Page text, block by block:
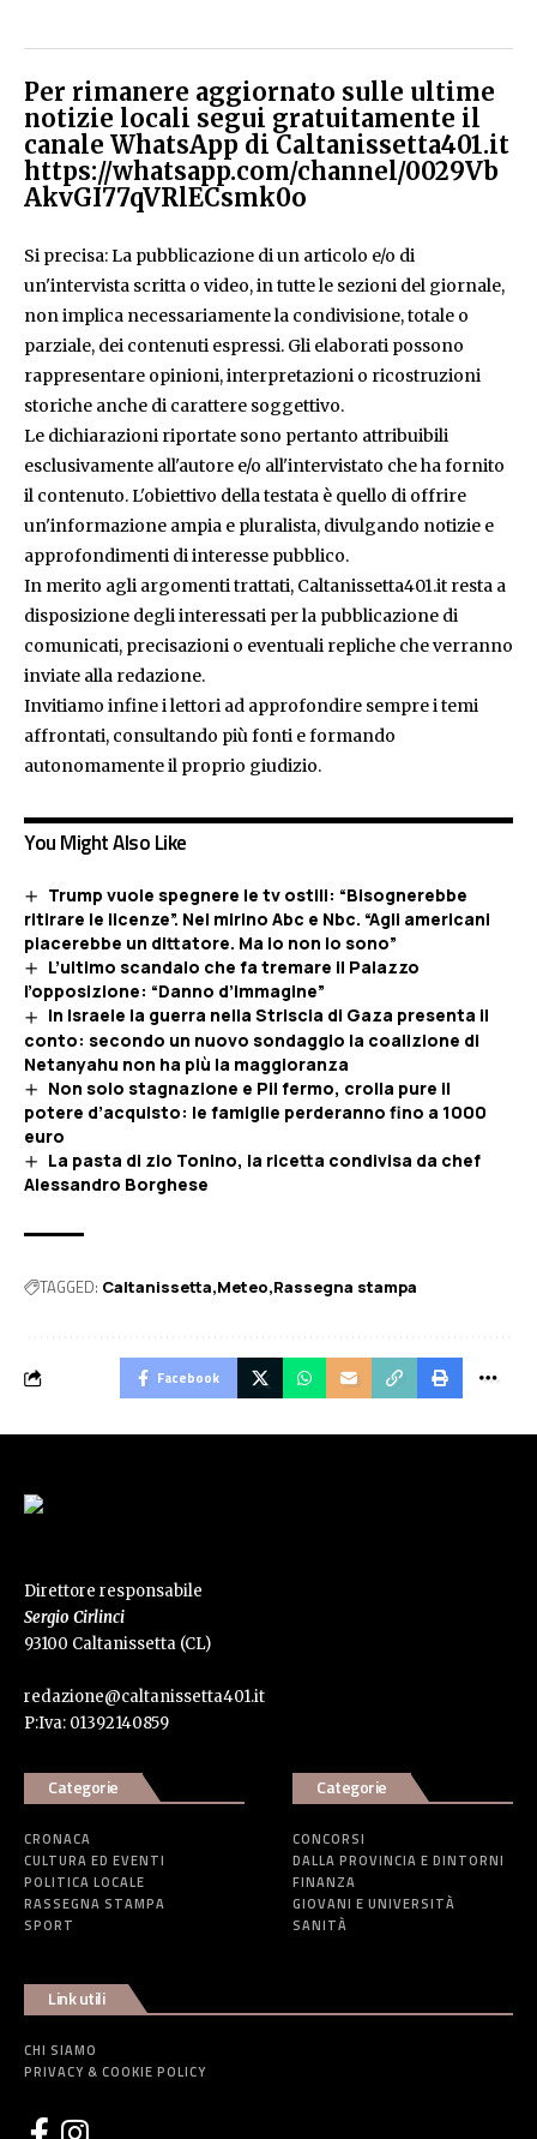
Per rimanere aggiornato sulle ultime
notizie locali segui gratuitamente il
canale WhatsApp di Caltanissetta401.it
https://whatsapp.com/channel/0029Vb
AkvGI77qVRlECsmk0o
Si precisa: La pubblicazione di un articolo e/o di
un'intervista scritta o video, in tutte le sezioni del giornale,
non implica necessariamente la condivisione, totale o
parziale, dei contenuti espressi. Gli elaborati possono
rappresentare opinioni, interpretazioni o ricostruzioni
storiche anche di carattere soggettivo.
Le dichiarazioni riportate sono pertanto attribuibili
esclusivamente all'autore e/o all'intervistato che ha fornito
il contenuto. L'obiettivo della testata è quello di offrire
un'informazione ampia e pluralista, divulgando notizie e
approfondimenti di interesse pubblico.
In merito agli argomenti trattati, Caltanissetta401.it resta a
disposizione degli interessati per la pubblicazione di
comunicati, precisazioni o eventuali repliche che verranno
inviate alla redazione.
Invitiamo infine i lettori ad approfondire sempre i temi
affrontati, consultando più fonti e formando
autonomamente il proprio giudizio.
You Might Also Like
Trump vuole spegnere le tv ostili: “Bisognerebbe
ritirare le licenze”. Nel mirino Abc e Nbc. “Agli americani
piacerebbe un dittatore. Ma io non lo sono”
L’ultimo scandalo che fa tremare il Palazzo
l’opposizione: “Danno d’immagine”
In Israele la guerra nella Striscia di Gaza presenta il
conto: secondo un nuovo sondaggio la coalizione di
Netanyahu non ha più la maggioranza
Non solo stagnazione e Pil fermo, crolla pure il
potere d’acquisto: le famiglie perderanno fino a 1000
euro
La pasta di zio Tonino, la ricetta condivisa da chef
Alessandro Borghese
TAGGED: Caltanissetta Meteo Rassegna stampa
Facebook
Direttore responsabile
Sergio Cirlinci
93100 Caltanissetta (CL)
redazione@caltanissetta401.it
P:Iva: 01392140859
Categorie
CRONACA
CULTURA ED EVENTI
POLITICA LOCALE
RASSEGNA STAMPA
SPORT
Categorie
CONCORSI
DALLA PROVINCIA E DINTORNI
FINANZA
GIOVANI E UNIVERSITÀ
SANITÀ
Link utili
CHI SIAMO
PRIVACY & COOKIE POLICY